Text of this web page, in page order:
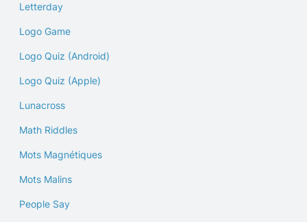
Letterday
Logo Game
Logo Quiz (Android)
Logo Quiz (Apple)
Lunacross
Math Riddles
Mots Magnétiques
Mots Malins
People Say